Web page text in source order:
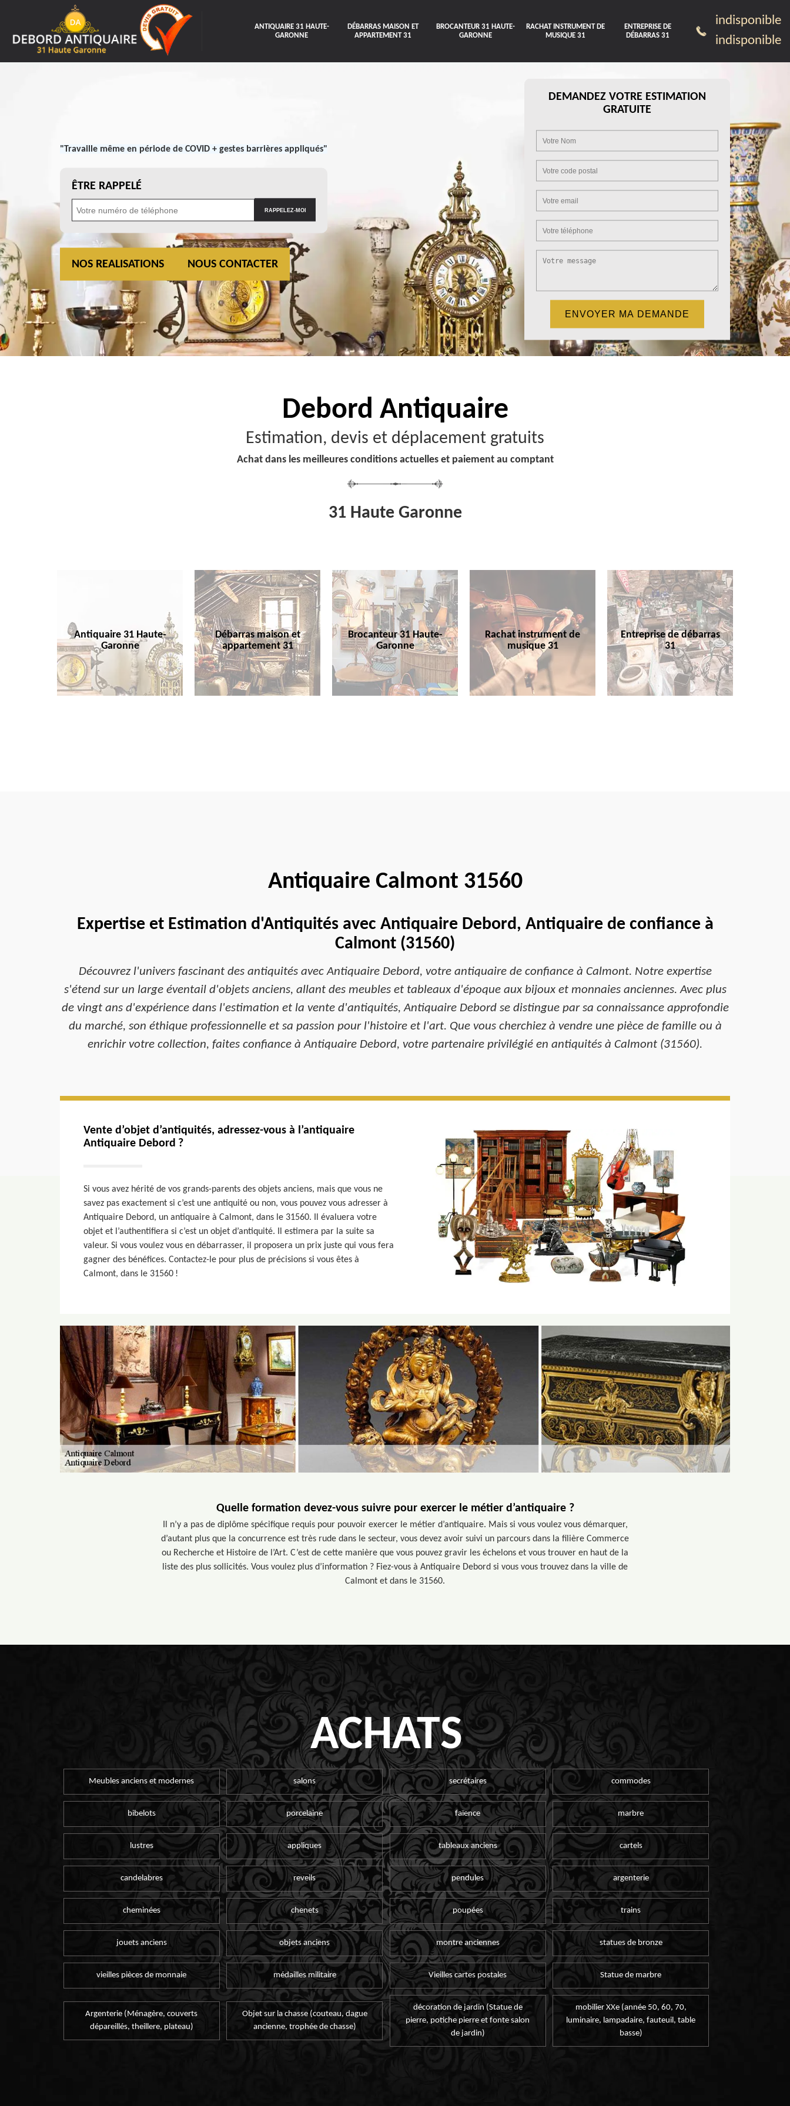
ANTIQUAIRE 31 HAUTE-
GARONNE
DÉBARRAS MAISON ET
APPARTEMENT 31
BROCANTEUR 31 HAUTE-
GARONNE
RACHAT INSTRUMENT DE
MUSIQUE 31
ENTREPRISE DE
DÉBARRAS 31
indisponible
indisponible
"Travaille même en période de COVID + gestes barrières appliqués"
ÊTRE RAPPELÉ
NOS REALISATIONS NOUS CONTACTER
DEMANDEZ VOTRE ESTIMATION
GRATUITE
Debord Antiquaire
Estimation, devis et déplacement gratuits
Achat dans les meilleures conditions actuelles et paiement au comptant
31 Haute Garonne
Antiquaire 31 Haute-
Garonne
Débarras maison et
appartement 31
Brocanteur 31 Haute-
Garonne
Rachat instrument de
musique 31
Entreprise de débarras
31
Antiquaire Calmont 31560
Expertise et Estimation d'Antiquités avec Antiquaire Debord, Antiquaire de confiance à
Calmont (31560)
Découvrez l'univers fascinant des antiquités avec Antiquaire Debord, votre antiquaire de confiance à Calmont. Notre expertise
s'étend sur un large éventail d'objets anciens, allant des meubles et tableaux d'époque aux bijoux et monnaies anciennes. Avec plus
de vingt ans d'expérience dans l'estimation et la vente d'antiquités, Antiquaire Debord se distingue par sa connaissance approfondie
du marché, son éthique professionnelle et sa passion pour l'histoire et l'art. Que vous cherchiez à vendre une pièce de famille ou à
enrichir votre collection, faites confiance à Antiquaire Debord, votre partenaire privilégié en antiquités à Calmont (31560).
Vente d’objet d’antiquités, adressez-vous à l’antiquaire
Antiquaire Debord ?
Si vous avez hérité de vos grands-parents des objets anciens, mais que vous ne
savez pas exactement si c’est une antiquité ou non, vous pouvez vous adresser à
Antiquaire Debord, un antiquaire à Calmont, dans le 31560. Il évaluera votre
objet et l’authentifiera si c’est un objet d’antiquité. Il estimera par la suite sa
valeur. Si vous voulez vous en débarrasser, il proposera un prix juste qui vous fera
gagner des bénéfices. Contactez-le pour plus de précisions si vous êtes à
Calmont, dans le 31560 !
Quelle formation devez-vous suivre pour exercer le métier d’antiquaire ?
Il n’y a pas de diplôme spécifique requis pour pouvoir exercer le métier d’antiquaire. Mais si vous voulez vous démarquer,
d’autant plus que la concurrence est très rude dans le secteur, vous devez avoir suivi un parcours dans la filière Commerce
ou Recherche et Histoire de l’Art. C’est de cette manière que vous pouvez gravir les échelons et vous trouver en haut de la
liste des plus sollicités. Vous voulez plus d’information ? Fiez-vous à Antiquaire Debord si vous vous trouvez dans la ville de
Calmont et dans le 31560.
ACHATS
Meubles anciens et modernes salons secrétaires commodes
bibelots porcelaine faïence marbre
lustres appliques tableaux anciens cartels
candelabres reveils pendules argenterie
cheminées chenets poupées trains
jouets anciens objets anciens montre anciennes statues de bronze
vieilles pièces de monnaie médailles militaire Vieilles cartes postales Statue de marbre
Argenterie (Ménagère, couverts
dépareillés, theillere, plateau)
Objet sur la chasse (couteau, dague
ancienne, trophée de chasse)
décoration de jardin (Statue de
pierre, potiche pierre et fonte salon
de jardin)
mobilier XXe (année 50, 60, 70,
luminaire, lampadaire, fauteuil, table
basse)